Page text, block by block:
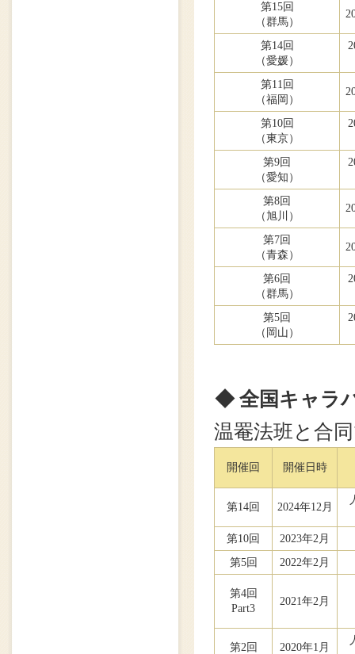
第15回
（群馬）
第14回
（愛媛）
第11回
（福岡）
第10回
（東京）
第9回
（愛知）
第8回
（旭川）
第7回
（青森）
第6回
（群馬）
第5回
（岡山）
◆ 全国キャラ
温罨法班と合
開催回 開催日時
第14回 2024年12月
第10回
2023年2月
第5回
2022年2月
第4回
Part3
2021年2月
第2回 2020年1月